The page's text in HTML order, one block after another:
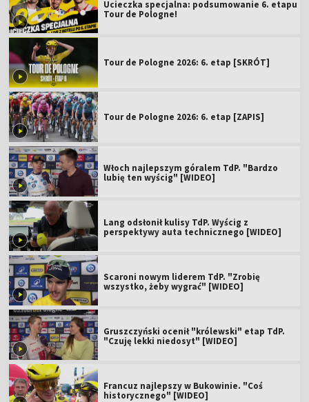
Ucieczka specjalna: podsumowanie 6. etapu
Tour de Pologne!
Tour de Pologne 2026: 6. etap [SKRÓT]
Tour de Pologne 2026: 6. etap [ZAPIS]
Włoch najlepszym góralem TdP. "Bardzo
lubię ten wyścig" [WIDEO]
Lang odsłonił kulisy TdP. Wyścig z
perspektywy auta technicznego [WIDEO]
Scaroni nowym liderem TdP. "Zrobię
wszystko, żeby wygrać" [WIDEO]
Gruszczyński ocenił "królewski" etap TdP.
"Czuję lekki niedosyt" [WIDEO]
Francuz najlepszy w Bukowinie. "Coś
historycznego" [WIDEO]